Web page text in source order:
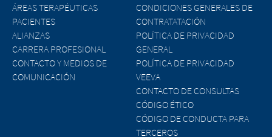
ÁREAS TERAPÉUTICAS
PACIENTES
ALIANZAS
CARRERA PROFESIONAL
CONTACTO Y MEDIOS DE
COMUNICACIÓN
CONDICIONES GENERALES DE
CONTRATATACIÓN
POLÍTICA DE PRIVACIDAD
GENERAL
POLÍTICA DE PRIVACIDAD
VEEVA
CONTACTO DE CONSULTAS
CÓDIGO ÉTICO
CÓDIGO DE CONDUCTA PARA
TERCEROS